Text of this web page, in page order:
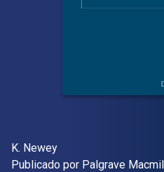
Autor(es)
K. Newey
Editor
Publicado por Palgrave